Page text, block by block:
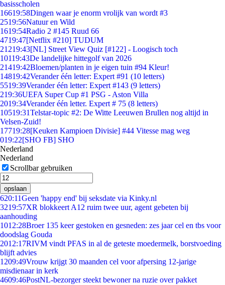
basisscholen
16619:58Dingen waar je enorm vrolijk van wordt #3
2519:56Natuur en Wild
1619:54Radio 2 #145 Ruud 66
4719:47[Netflix #210] TUDUM
21219:43[NL] Street View Quiz [#122] - Loogisch toch
10119:43De landelijke hittegolf van 2026
21419:42Bloemen/planten in je eigen tuin #94 Kleur!
14819:42Verander één letter: Expert #91 (10 letters)
5519:39Verander één letter: Expert #143 (9 letters)
219:36UEFA Super Cup #1 PSG - Aston Villa
2019:34Verander één letter. Expert # 75 (8 letters)
10519:31Telstar-topic #2: De Witte Leeuwen Brullen nog altijd in
Velsen-Zuid!
17719:28[Keuken Kampioen Divisie] #44 Vitesse mag weg
019:22[SHO FB] SHO
Nederland
Nederland
Scrollbar gebruiken
opslaan
620:11Geen 'happy end' bij seksdate via Kinky.nl
3219:57XR blokkeert A12 ruim twee uur, agent gebeten bij
aanhouding
1012:28Broer 135 keer gestoken en gesneden: zes jaar cel en tbs voor
doodslag Gouda
2012:17RIVM vindt PFAS in al de geteste moedermelk, borstvoeding
blijft advies
1209:49Vrouw krijgt 30 maanden cel voor afpersing 12-jarige
misdienaar in kerk
4609:46PostNL-bezorger steekt bewoner na ruzie over pakket